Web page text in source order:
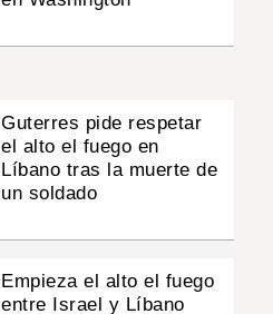
Guterres pide respetar
el alto el fuego en
Líbano tras la muerte de
un soldado
Empieza el alto el fuego
entre Israel y Líbano